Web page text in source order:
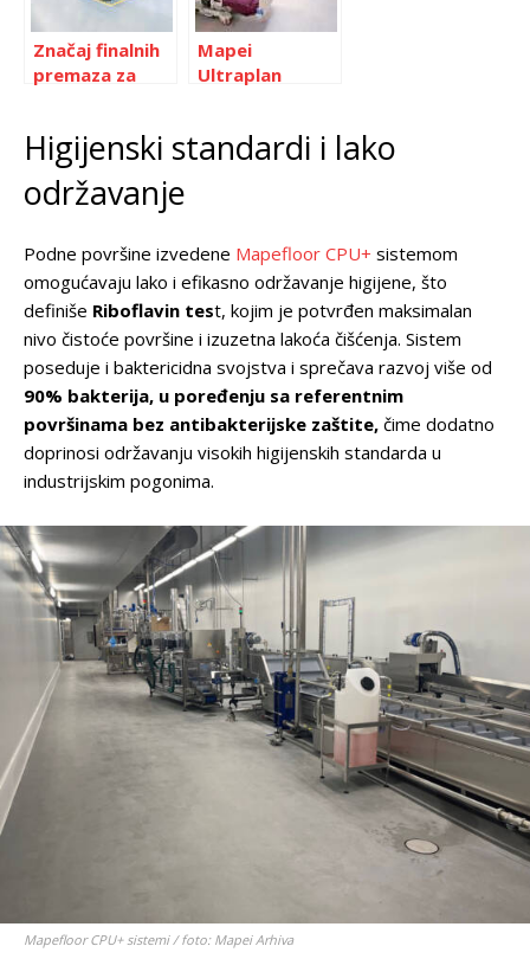
Značaj finalnih
premaza za
Mapei
Ultraplan
samorazlivajući
Higijenski standardi i lako
održavanje
Podne površine izvedene Mapefloor CPU+ sistemom
omogućavaju lako i efikasno održavanje higijene, što
definiše Riboflavin test, kojim je potvrđen maksimalan
nivo čistoće površine i izuzetna lakoća čišćenja. Sistem
poseduje i baktericidna svojstva i sprečava razvoj više od
90% bakterija, u poređenju sa referentnim
površinama bez antibakterijske zaštite, čime dodatno
doprinosi održavanju visokih higijenskih standarda u
industrijskim pogonima.
Mapefloor CPU+ sistemi / foto: Mapei Arhiva